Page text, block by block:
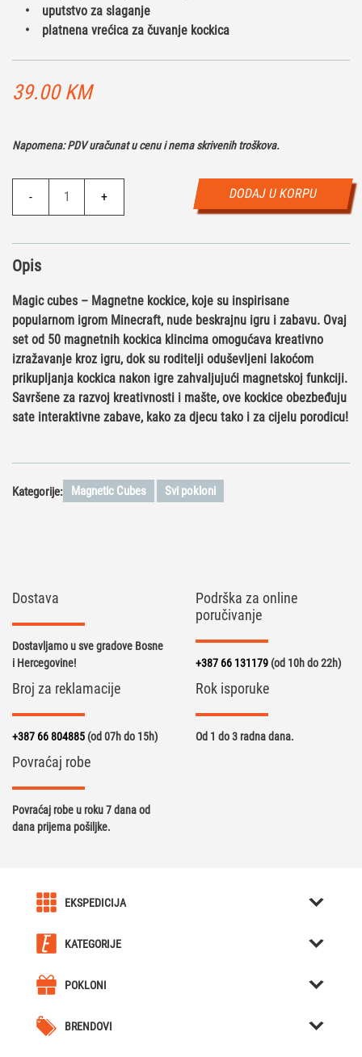
• uputstvo za slaganje
• platnena vrećica za čuvanje kockica
39.00 KM
Napomena: PDV uračunat u cenu i nema skrivenih troškova.
-
–
River
količina
+ DODAJ U KORPU
Opis
Magic cubes – Magnetne kockice, koje su inspirisane
popularnom igrom Minecraft, nude beskrajnu igru i zabavu. Ovaj
set od 50 magnetnih kockica klincima omogućava kreativno
izražavanje kroz igru, dok su roditelji oduševljeni lakoćom
prikupljanja kockica nakon igre zahvaljujući magnetskoj funkciji.
Savršene za razvoj kreativnosti i mašte, ove kockice obezbeđuju
sate interaktivne zabave, kako za djecu tako i za cijelu porodicu!
Kategorije: Magnetic Cubes Svi pokloni
Dostava
Dostavljamo u sve gradove Bosne
i Hercegovine!
Podrška za online
poručivanje
+387 66 131179 (od 10h do 22h)
Broj za reklamacije
+387 66 804885 (od 07h do 15h)
Rok isporuke
Od 1 do 3 radna dana.
Povraćaj robe
Povraćaj robe u roku 7 dana od
dana prijema pošiljke.
EKSPEDICIJA
Karijera u Ekspediciji
Uslovi kupovine
Cjelokupna ponuda
KATEGORIJE
Kutije za Satove / Nakit
Hjumidori / Breneri / Piksle / Sjekači za tompuse
POKLONI
Poklon za dečka
BRENDOVI